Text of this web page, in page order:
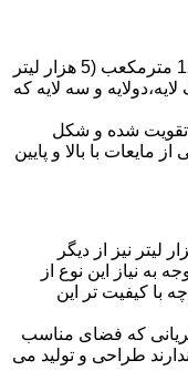
حجم مخزن پلی اتیلن را میتوان بین 5 تا 126 مترمکعب (5 هزار لیتر
لایه،دولایه و سه لایه که
تقویت شده و شکل
مایعات با بالا و پایین
مخازن پلی اتیلن مکعبی تا حجم 30 هزار لیتر نیز از دیگر
به نیاز این نوع از
با کیفیت تر این
که فضای مناسب
طراحی و تولید می